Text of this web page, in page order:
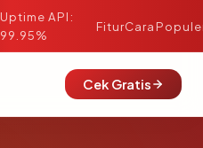
Uptime API:
99.95%
FiturCara
Cek Gratis